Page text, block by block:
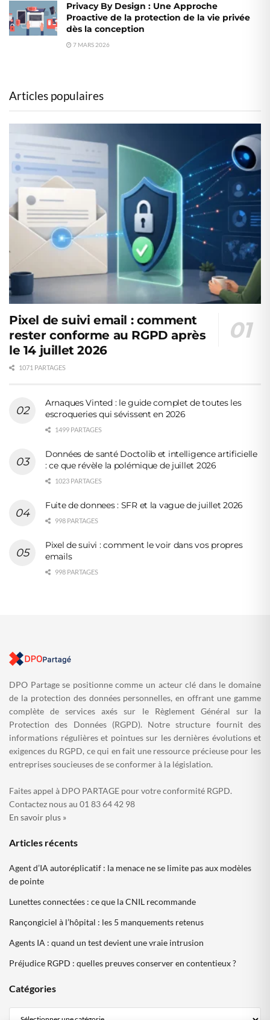
Privacy By Design : Une Approche
Proactive de la protection de la vie privée
dès la conception
7 MARS 2026
Articles populaires
Pixel de suivi email : comment
rester conforme au RGPD après
le 14 juillet 2026
1071 PARTAGES
Arnaques Vinted : le guide complet de toutes les
escroqueries qui sévissent en 2026
1499 PARTAGES
Données de santé Doctolib et intelligence artificielle
: ce que révèle la polémique de juillet 2026
1023 PARTAGES
Fuite de donnees : SFR et la vague de juillet 2026
998 PARTAGES
Pixel de suivi : comment le voir dans vos propres
emails
998 PARTAGES
DPO Partage se positionne comme un acteur clé dans le domaine
de la protection des données personnelles, en offrant une gamme
complète de services axés sur le Règlement Général sur la
Protection des Données (RGPD). Notre structure fournit des
informations régulières et pointues sur les dernières évolutions et
exigences du RGPD, ce qui en fait une ressource précieuse pour les
entreprises soucieuses de se conformer à la législation.
Faites appel à DPO PARTAGE pour votre conformité RGPD.
Contactez nous au 01 83 64 42 98
En savoir plus »
Articles récents
Agent d’IA autoréplicatif : la menace ne se limite pas aux modèles
de pointe
Lunettes connectées : ce que la CNIL recommande
Rançongiciel à l’hôpital : les 5 manquements retenus
Agents IA : quand un test devient une vraie intrusion
Préjudice RGPD : quelles preuves conserver en contentieux ?
Catégories